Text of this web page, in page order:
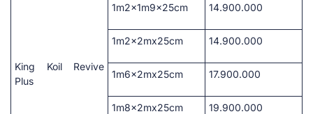
King Koil Revive
Plus
1m2x1m9x25cm 14.900.000
1m2x2mx25cm 14.900.000
1m6x2mx25cm 17.900.000
1m8x2mx25cm 19.900.000